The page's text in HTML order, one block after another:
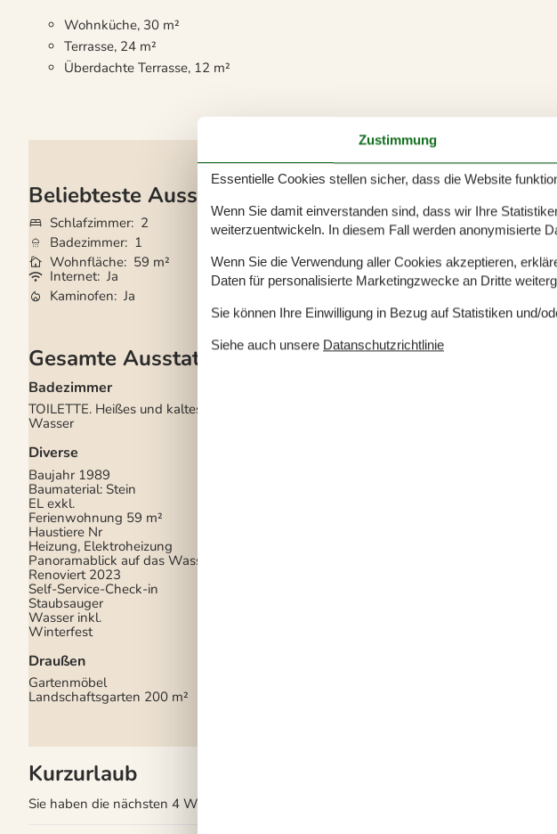
Wohnküche, 30 m²
Terrasse, 24 m²
Überdachte Terrasse, 12 m²
Beliebteste Ausstattungen
Schlafzimmer 2
Badezimmer 1
Wohnfläche 59 m²
Grundstück
200 m²
Kurzurlaub möglich Ja
Internet Ja
Kaminofen Ja
Wasserblick Ja
Gesamte Ausstattung
Badezimmer
TOILETTE. Heißes und kaltes
Wasser
Diverse
Baujahr 1989
Baumaterial: Stein
EL exkl.
Ferienwohnung 59 m²
Haustiere Nr
Heizung, Elektroheizung
Panoramablick auf das Wasser
Renoviert 2023
Self-Service-Check-in
Staubsauger
Wasser inkl.
Winterfest
Draußen
Gartenmöbel
Landschaftsgarten 200 m²
Kurzurlaub
Sie haben die nächsten 4 Wochen eine begrenzte Möglichkeit einen Kurzurlaub zu
Zustimmung
Essentielle Cookies stellen sicher, dass die Website
Wenn Sie damit einverstanden sind, dass wir Ihre
weiterzuentwickeln. In diesem Fall werden anonymisierte
Wenn Sie die Verwendung aller Cookies akzeptieren,
Daten für personalisierte Marketingzwecke an Dritte
Sie können Ihre Einwilligung in Bezug auf Statistiken und/
Siehe auch unsere Datanschutzrichtlinie